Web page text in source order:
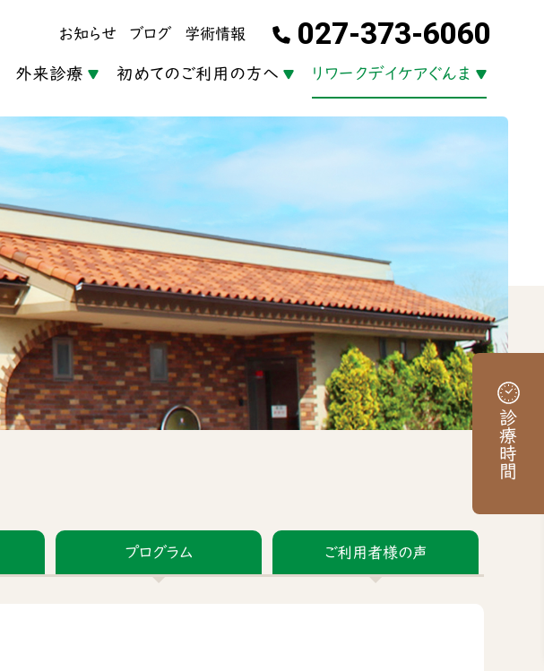
お知らせ ブログ 学術情報 027-373-6060
当院について ● 医師紹介
外来診療 初めてのご利用の方へ リワークデイケアぐんま
プログラム ご利用者様の声
診療時間